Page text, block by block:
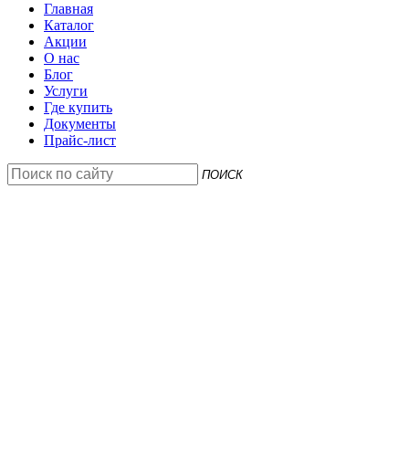
Главная
Каталог
Акции
О нас
Блог
Услуги
Где купить
Документы
Прайс-лист
ПОИСК